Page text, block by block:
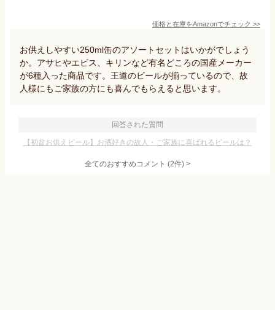
価格と在庫をAmazonでチェック >>
お供えしやすい250ml缶のアソートセットはいかがでしょう
か。アサヒやエビス、キリンなど有名どころの国産メーカー
が6種入った商品です。王道のビールが揃っているので、故
人様にもご家族の方にも喜んでもらえると思います。
回答された質問
【初盆お供えビール】お酒好きの故人・ご家族に喜ばれるビールは？
全てのおすすめコメント (2件) >